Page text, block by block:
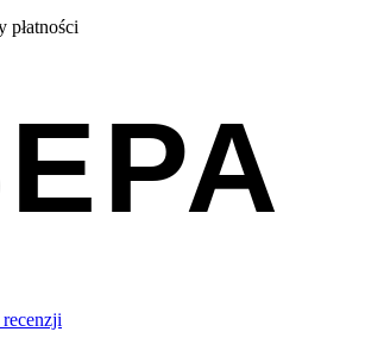
płatności
recenzji